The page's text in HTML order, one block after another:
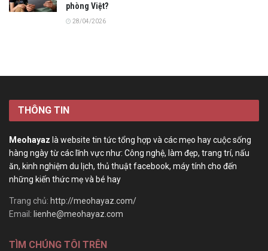
phòng Việt?
28/04/2026
THÔNG TIN
Meohayaz là website tin tức tổng hợp và các mẹo hay cuộc sống
hàng ngày từ các lĩnh vực như: Công nghệ, làm đẹp, trang trí, nấu
ăn, kinh nghiệm du lịch, thủ thuật facebook, máy tính cho đến
những kiến thức mẹ và bé hay
Trang chủ: http://meohayaz.com/
Email: lienhe@meohayaz.com
TÌM CHÚNG TÔI TRÊN